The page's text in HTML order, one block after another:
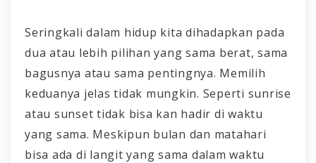
Seringkali dalam hidup kita dihadapkan pada
dua atau lebih pilihan yang sama berat, sama
bagusnya atau sama pentingnya. Memilih
keduanya jelas tidak mungkin. Seperti sunrise
atau sunset tidak bisa kan hadir di waktu
yang sama. Meskipun bulan dan matahari
bisa ada di langit yang sama dalam waktu